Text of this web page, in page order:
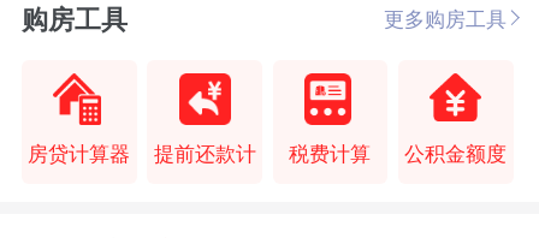
购房工具 更多购房工具
房贷计算器 提前还款计 税费计算 公积金额度